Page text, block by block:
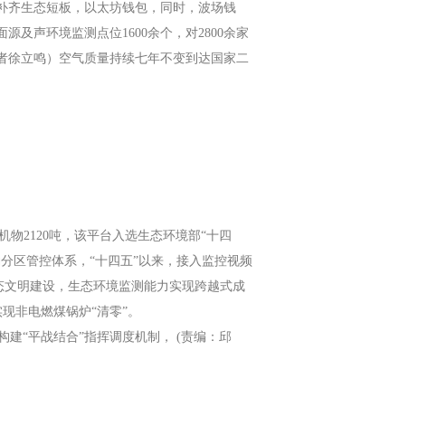
齐生态短板，以太坊钱包，同时，波场钱
及声环境监测点位1600余个，对2800余家
徐立鸣）空气质量持续七年不变到达国家二
物2120吨，该平台入选生态环境部“十四
区管控体系，“十四五”以来，接入监控视频
明建设，生态环境监测能力实现跨越式成
非电燃煤锅炉“清零”。
建“平战结合”指挥调度机制， (责编：邱